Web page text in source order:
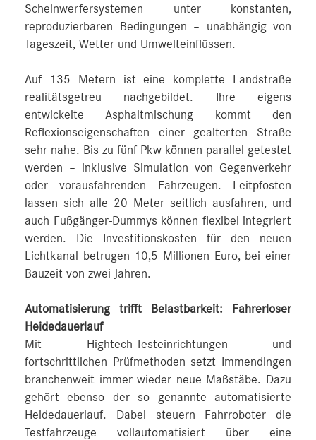
Scheinwerfersystemen unter konstanten,
reproduzierbaren Bedingungen – unabhängig von
Tageszeit, Wetter und Umwelteinflüssen.
Auf 135 Metern ist eine komplette Landstraße
realitätsgetreu nachgebildet. Ihre eigens
entwickelte Asphaltmischung kommt den
Reflexionseigenschaften einer gealterten Straße
sehr nahe. Bis zu fünf Pkw können parallel getestet
werden – inklusive Simulation von Gegenverkehr
oder vorausfahrenden Fahrzeugen. Leitpfosten
lassen sich alle 20 Meter seitlich ausfahren, und
auch Fußgänger-Dummys können flexibel integriert
werden. Die Investitionskosten für den neuen
Lichtkanal betrugen 10,5 Millionen Euro, bei einer
Bauzeit von zwei Jahren.
Automatisierung trifft Belastbarkeit: Fahrerloser
Heidedauerlauf
Mit Hightech-Testeinrichtungen und
fortschrittlichen Prüfmethoden setzt Immendingen
branchenweit immer wieder neue Maßstäbe. Dazu
gehört ebenso der so genannte automatisierte
Heidedauerlauf. Dabei steuern Fahrroboter die
Testfahrzeuge vollautomatisiert über eine